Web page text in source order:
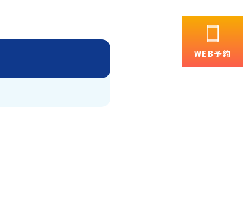
WEB予約